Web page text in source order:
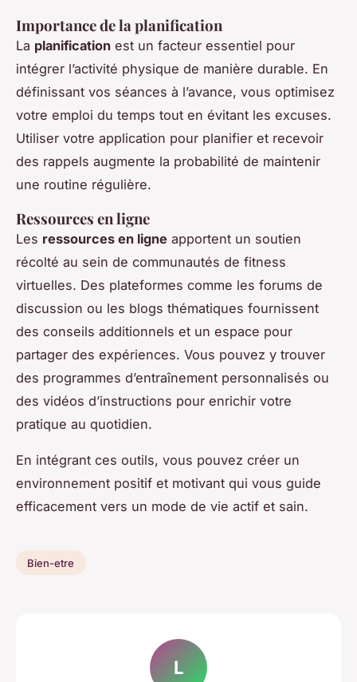
Importance de la planification
La planification est un facteur essentiel pour
intégrer l’activité physique de manière durable. En
définissant vos séances à l’avance, vous optimisez
votre emploi du temps tout en évitant les excuses.
Utiliser votre application pour planifier et recevoir
des rappels augmente la probabilité de maintenir
une routine régulière.
Ressources en ligne
Les ressources en ligne apportent un soutien
récolté au sein de communautés de fitness
virtuelles. Des plateformes comme les forums de
discussion ou les blogs thématiques fournissent
des conseils additionnels et un espace pour
partager des expériences. Vous pouvez y trouver
des programmes d’entraînement personnalisés ou
des vidéos d’instructions pour enrichir votre
pratique au quotidien.
En intégrant ces outils, vous pouvez créer un
environnement positif et motivant qui vous guide
efficacement vers un mode de vie actif et sain.
Bien-etre
L